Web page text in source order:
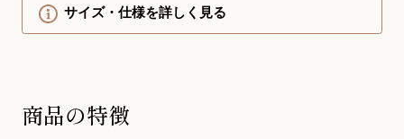
サイズ・仕様を詳しく見る
商品の特徴